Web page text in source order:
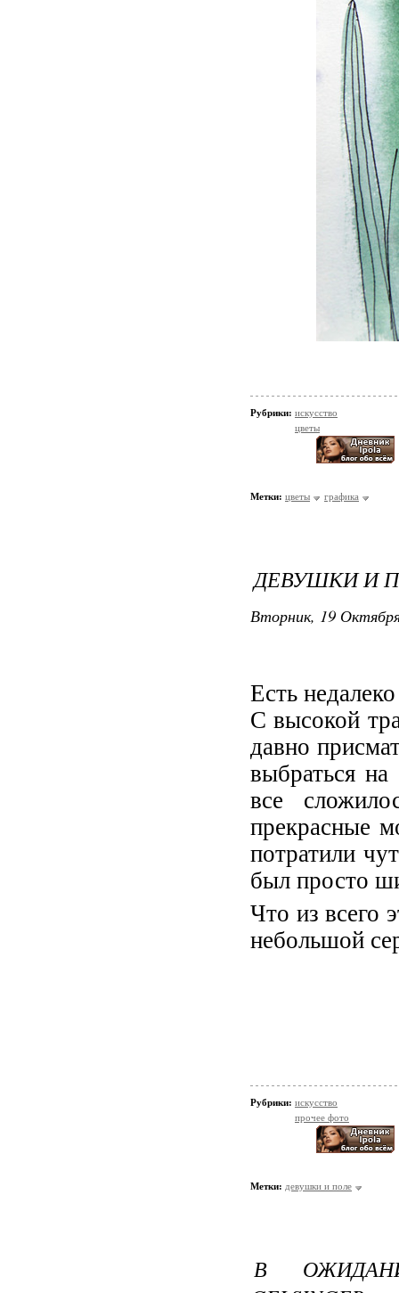
Рубрики: искусство
цветы
Метки: цветы графика
ДЕВУШКИ И
Вторник, 19
Есть
С высокой
давно
выбраться
все
прекрасные
потратили
был просто
Что из всего
небольшой
Рубрики: искусство
прочее фото
Метки: девушки и поле
В